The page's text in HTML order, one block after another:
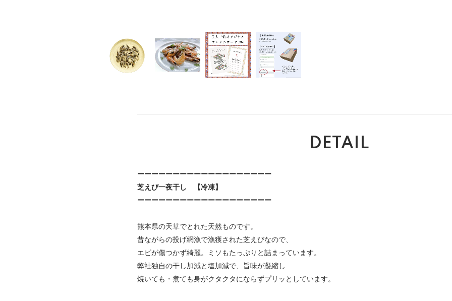
DETAIL
ーーーーーーーーーーーーーーーーーーー
芝えび一夜干し 【冷凍】
ーーーーーーーーーーーーーーーーーーー
熊本県の天草でとれた天然ものです。
昔ながらの投げ網漁で漁獲された芝えびなので、
エビが傷つかず綺麗。ミソもたっぷりと詰まっています。
弊社独自の干し加減と塩加減で、旨味が凝縮し
焼いても・煮ても身がクタクタにならずプリッとしています。